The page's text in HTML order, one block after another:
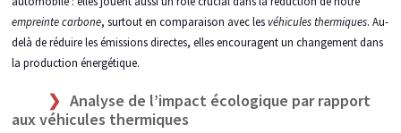
empreinte carbone, surtout en comparaison avec lesvéhicules thermiques. Au-
delà de réduire les émissions directes, elles encouragent un changement dans
la production énergétique.
Analyse de l’impact écologique par rapport
aux véhicules thermiques